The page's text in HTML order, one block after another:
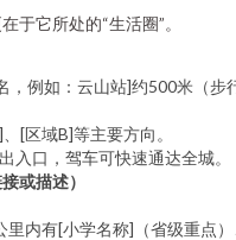
于它所处的“生活圈”。
，例如：云山站]约500米（步
[区域B]等主要方向。
入口，驾车可快速通达全城。
或描述）
里内有[小学名称]（省级重点